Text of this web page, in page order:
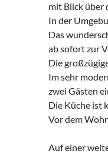
mit Blick über
In der
Das
ab sofort zur
Die
Im sehr
zwei Gästen
Die Küche ist
Vor dem
Auf einer